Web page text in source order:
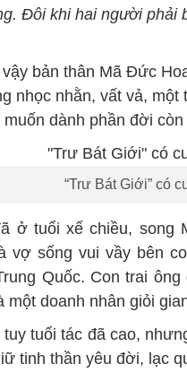
Đôi khi hai người phải
vậy bản thân Mã Đức
nhọc nhằn, vất vả, một
muốn dành phần đời
“Trư Bát Giới” có
ở tuổi xế chiều, song
vợ sống vui vầy bên
Quốc. Con trai
một doanh nhân giỏi
tuổi tác đã cao,
tinh thần yêu đời, lạc